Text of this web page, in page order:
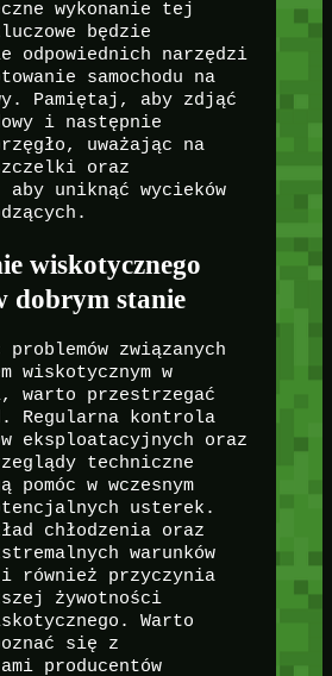
wykonanie tej
będzie
odpowiednich narzędzi
samochodu na
Pamiętaj, aby zdjąć
i następnie
uważając na
oraz
aby uniknąć wycieków
wiskotycznego
dobrym stanie
związanych
wiskotycznym w
warto przestrzegać
Regularna kontrola
eksploatacyjnych oraz
techniczne
pomóc w wczesnym
usterek.
chłodzenia oraz
warunków
również przyczynia
żywotności
Warto
się z
producentów